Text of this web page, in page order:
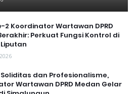
2 Koordinator Wartawan DPRD
Perkuat Fungsi Kontrol di
dan Profesionalisme,
Wartawan DPRD Medan Gelar